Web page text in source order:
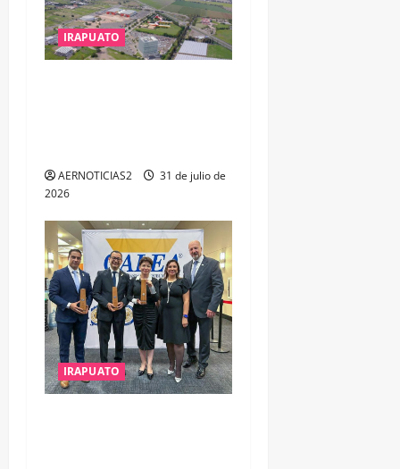
IRAPUATO
AERNOTICIAS2
31 de julio de
2026
IRAPUATO